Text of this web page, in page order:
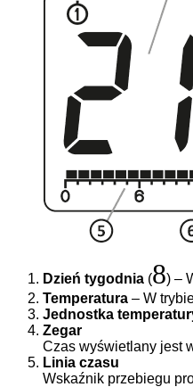
Dzień tygodnia (8) –
Temperatura – W
Jednostka
Zegar
Czas wyświetlany jest
Linia czasu
Wskaźnik przebiegu